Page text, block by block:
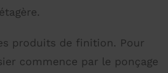
produits de finition. Pour
commence par le ponçage